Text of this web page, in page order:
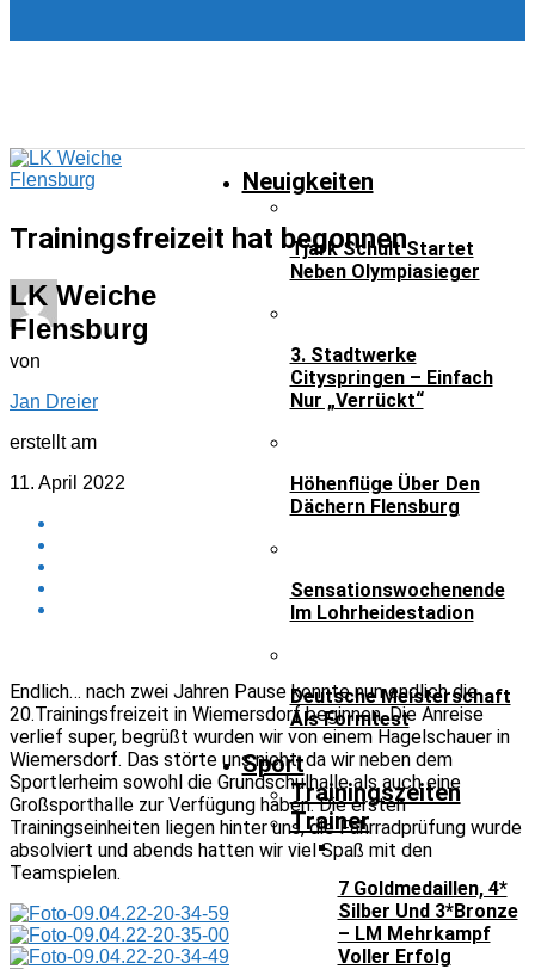
LK Weiche
Flensburg
Neuigkeiten
Tjark Schult Startet
Neben Olympiasieger
3. Stadtwerke
Cityspringen – Einfach
Nur „verrückt“
Höhenflüge Über Den
Dächern Flensburg
Sensationswochenende
Im Lohrheidestadion
Deutsche Meisterschaft
Als Formtest
Sport
Trainingszeiten
Trainer
7 Goldmedaillen, 4*
Silber Und 3*Bronze
– LM Mehrkampf
Voller Erfolg
Neuigkeiten
Trainingsfreizeit hat begonnen
von
Jan Dreier
erstellt am
11. April 2022
Endlich… nach zwei Jahren Pause konnte nun endlich die
20.Trainingsfreizeit in Wiemersdorf beginnen. Die Anreise
verlief super, begrüßt wurden wir von einem Hagelschauer in
Wiemersdorf. Das störte uns nicht, da wir neben dem
Sportlerheim sowohl die Grundschulhalle als auch eine
Großsporthalle zur Verfügung haben. Die ersten
Trainingseinheiten liegen hinter uns, die Fahrradprüfung wurde
absolviert und abends hatten wir viel Spaß mit den
Teamspielen.